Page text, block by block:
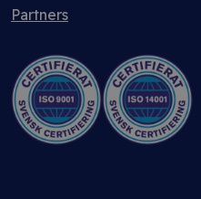
Partners